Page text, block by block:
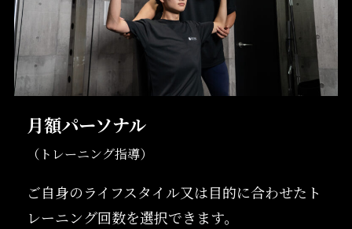
月額パーソナル
（トレーニング指導）
ご自身のライフスタイル又は目的に合わせたト
レーニング回数を選択できます。